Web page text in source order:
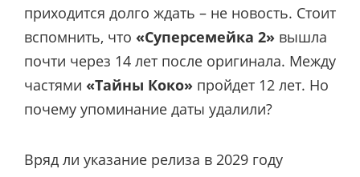
приходится долго ждать – не новость. Стоит
вспомнить, что «Суперсемейка 2» вышла
почти через 14 лет после оригинала. Между
частями «Тайны Коко» пройдет 12 лет. Но
почему упоминание даты удалили?
Вряд ли указание релиза в 2029 году